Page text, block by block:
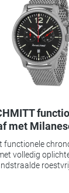
met
functionele
volledig